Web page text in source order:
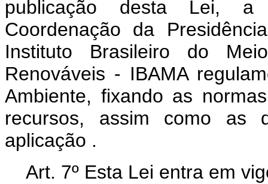
publicação desta Lei, a
Coordenação da
Instituto Brasileiro do
Renováveis - IBAMA
Ambiente, fixando as
recursos, assim como as
aplicação .
Art. 7º Esta Lei entra em